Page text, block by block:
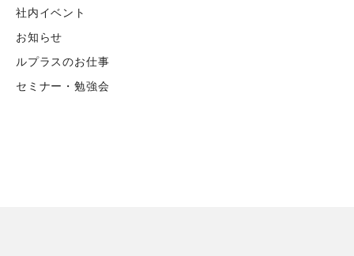
社内イベント
お知らせ
ルプラスのお仕事
セミナー・勉強会